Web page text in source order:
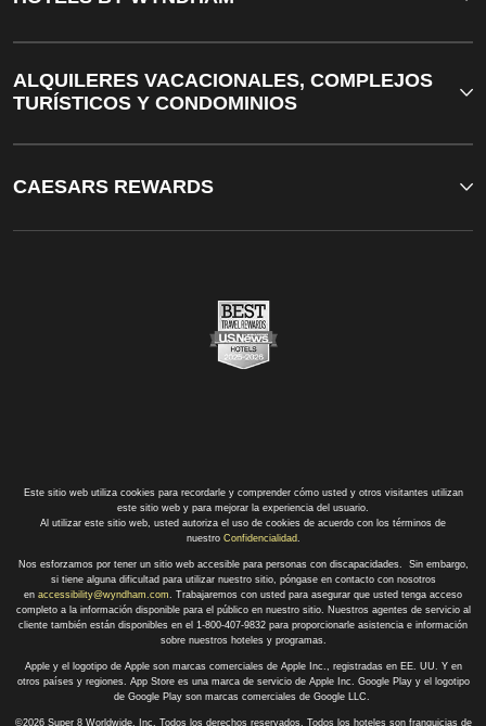
ALQUILERES VACACIONALES, COMPLEJOS
TURÍSTICOS Y CONDOMINIOS
CAESARS REWARDS
Este sitio web utiliza cookies para recordarle y comprender cómo usted y otros visitantes utilizan
este sitio web y para mejorar la experiencia del usuario.
Al utilizar este sitio web, usted autoriza el uso de cookies de acuerdo con los términos de
nuestro Confidencialidad.
Nos esforzamos por tener un sitio web accesible para personas con discapacidades. Sin embargo,
si tiene alguna dificultad para utilizar nuestro sitio, póngase en contacto con nosotros
en accessibility@wyndham.com. Trabajaremos con usted para asegurar que usted tenga acceso
completo a la información disponible para el público en nuestro sitio. Nuestros agentes de servicio al
cliente también están disponibles en el 1-800-407-9832 para proporcionarle asistencia e información
sobre nuestros hoteles y programas.
Apple y el logotipo de Apple son marcas comerciales de Apple Inc., registradas en EE. UU. Y en
otros países y regiones. App Store es una marca de servicio de Apple Inc. Google Play y el logotipo
de Google Play son marcas comerciales de Google LLC.
©2026 Super 8 Worldwide, Inc. Todos los derechos reservados. Todos los hoteles son franquicias de